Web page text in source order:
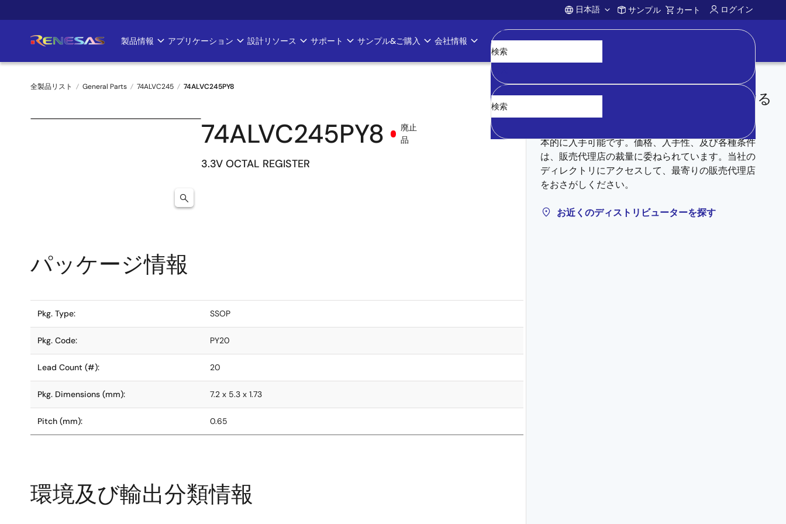
イ
ン
Account
日本語 サンプル カート ログイン
Main
navigation
製品情報 アプリケーション 設計リソース サポート サンプル&ご購入 会社情報
消去
パ
全製品リスト General Parts 74ALVC245 74ALVC245PY8
74ALVC245PY8
廃止
品
3.3V OCTAL REGISTER
ディストリビューターから購入する
在庫があるものについては、正規代理店を通じて基
本的に入手可能です。価格、入手性、及び各種条件
は、販売代理店の裁量に委ねられています。当社の
ディレクトリにアクセスして、最寄りの販売代理店
をおさがしください。
お近くのディストリビューターを探す
パッケージ情報
Pkg. Type: SSOP
Pkg. Code: PY20
Lead Count (#): 20
Pkg. Dimensions (mm): 7.2 x 5.3 x 1.73
Pitch (mm): 0.65
環境及び輸出分類情報